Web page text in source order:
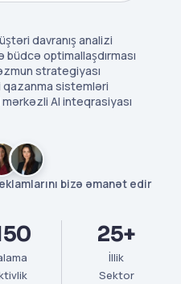
davranış analizi
optimallaşdırması
strategiyası
sistemləri
AI inteqrasiyası
bizə əmanət edir
25+
İllik
Sektor